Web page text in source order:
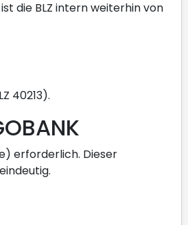
die BLZ intern weiterhin von
40213).
erforderlich. Dieser